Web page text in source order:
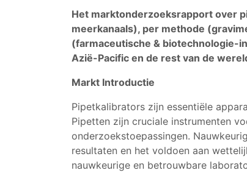
Het marktonderzoeksrapport over
meerkanaals), per methode
(farmaceutische & biotechnologie-
Azië-Pacific en de rest van de
Markt Introductie
Pipetkalibrators zijn essentiële
Pipetten zijn cruciale instrumenten
onderzoekstoepassingen.
resultaten en het voldoen aan
nauwkeurige en betrouwbare